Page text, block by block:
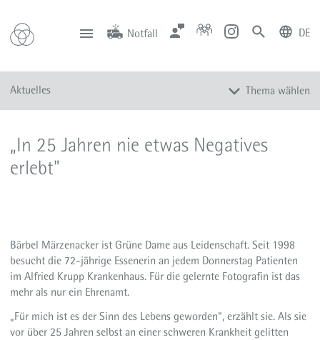
Notfall
Notfall Zentrale Anfahrt
DE
Aktuelles Thema wählen
Veranstaltungen
Newsletter
Mediathek
„In 25 Jahren nie etwas Negatives
erlebt"
Bärbel Märzenacker ist Grüne Dame aus Leidenschaft. Seit 1998
besucht die 72-jährige Essenerin an jedem Donnerstag Patienten
im Alfried Krupp Krankenhaus. Für die gelernte Fotografin ist das
mehr als nur ein Ehrenamt.
„Für mich ist es der Sinn des Lebens geworden“, erzählt sie. Als sie
vor über 25 Jahren selbst an einer schweren Krankheit gelitten